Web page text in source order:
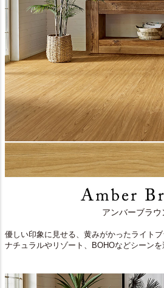
アンバーブラウ
優しい印象に見せる、黄みがかったライトブ
ナチュラルやリゾート、BOHOなどシーンを